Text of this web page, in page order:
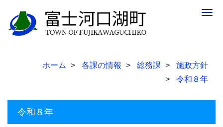
ホーム 各課の情報 総務課
施政方針
令和８年
令和８年